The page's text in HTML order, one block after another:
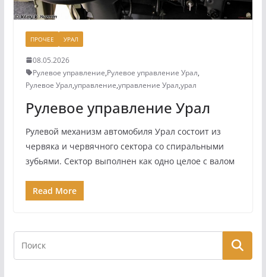
ПРОЧЕЕ УРАЛ
08.05.2026
Рулевое управление,Рулевое управление Урал,
Рулевое Урал,управление,управление Урал,урал
Рулевое управление Урал
Рулевой механизм автомобиля Урал состоит из
червяка и червячного сектора со спиральными
зубьями. Сектор выполнен как одно целое с валом
Read More